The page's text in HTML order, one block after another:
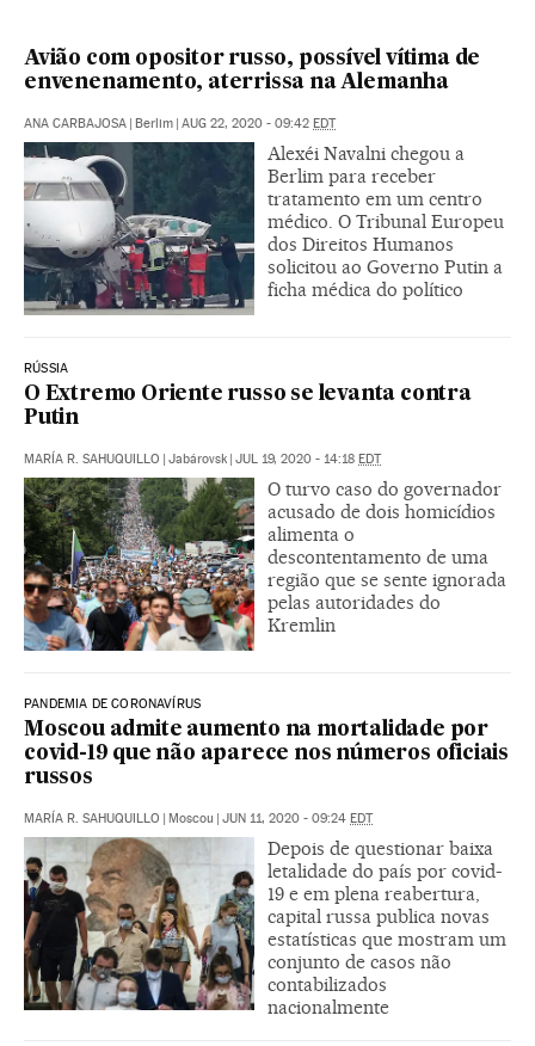
Avião com opositor russo, possível vítima de
envenenamento, aterrissa na Alemanha
ANA CARBAJOSA | Berlim | AUG 22, 2020 - 09:42 EDT
Alexéi Navalni chegou a
Berlim para receber
tratamento em um centro
médico. O Tribunal Europeu
dos Direitos Humanos
solicitou ao Governo Putin a
ficha médica do político
RÚSSIA
O Extremo Oriente russo se levanta contra
Putin
MARÍA R. SAHUQUILLO | Jabárovsk | JUL 19, 2020 - 14:18 EDT
O turvo caso do governador
acusado de dois homicídios
alimenta o
descontentamento de uma
região que se sente ignorada
pelas autoridades do
Kremlin
PANDEMIA DE CORONAVÍRUS
Moscou admite aumento na mortalidade por
covid-19 que não aparece nos números oficiais
russos
MARÍA R. SAHUQUILLO | Moscou | JUN 11, 2020 - 09:24 EDT
Depois de questionar baixa
letalidade do país por covid-
19 e em plena reabertura,
capital russa publica novas
estatísticas que mostram um
conjunto de casos não
contabilizados
nacionalmente